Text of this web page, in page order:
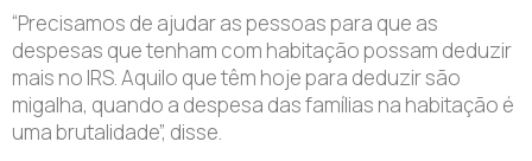
“Precisamos de ajudar as pessoas para que as
despesas que tenham com habitação possam deduzir
mais no IRS. Aquilo que têm hoje para deduzir são
migalha, quando a despesa das famílias na habitação é
uma brutalidade”, disse.